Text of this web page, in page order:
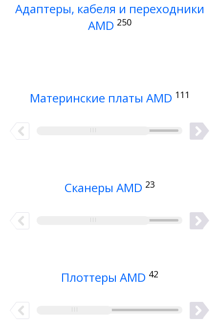
Адаптеры, кабеля и переходники
AMD 250
Материнские платы AMD 111
Сканеры AMD 23
Плоттеры AMD 42